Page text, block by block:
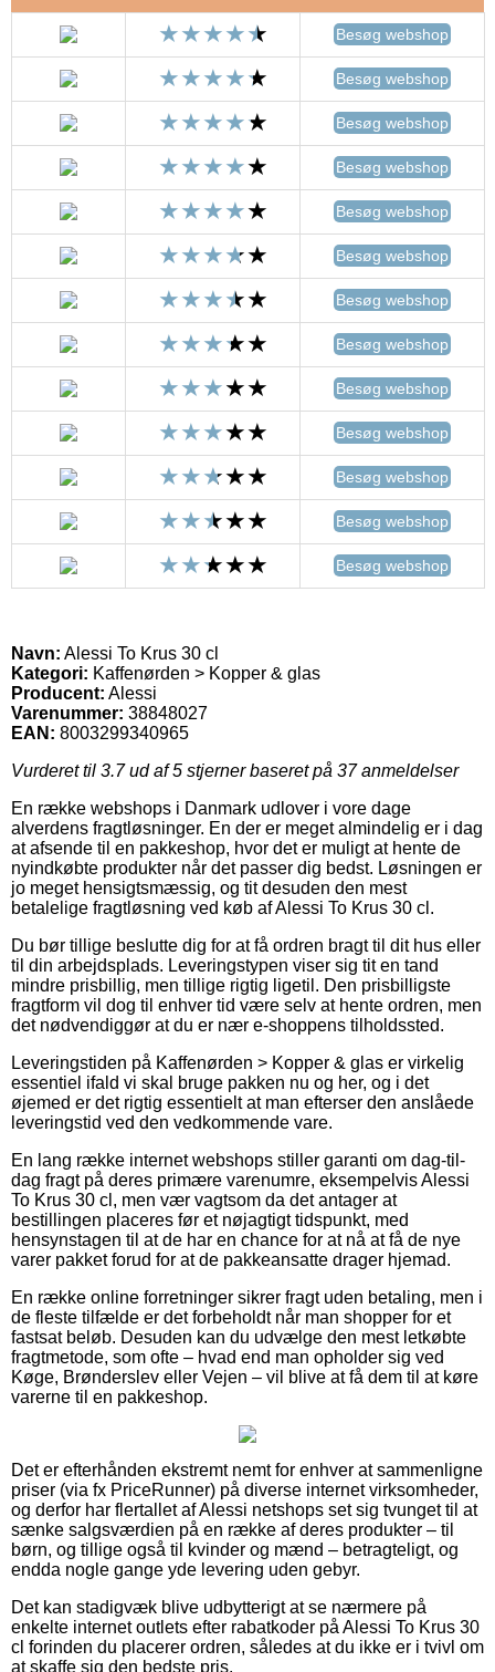
Besøg webshop
Besøg webshop
Besøg webshop
Besøg webshop
Besøg webshop
Besøg webshop
Besøg webshop
Besøg webshop
Besøg webshop
Besøg webshop
Besøg webshop
Besøg webshop
Besøg webshop
Navn: Alessi To Krus 30 cl
Kategori: Kaffenørden > Kopper & glas
Producent: Alessi
Varenummer: 38848027
EAN: 8003299340965
Vurderet til 3.7ud af 5 stjerner baseret på 37anmeldelser
En række webshops i Danmark udlover i vore dage
alverdens fragtløsninger. En der er meget almindelig er i dag
at afsende til en pakkeshop, hvor det er muligt at hente de
nyindkøbte produkter når det passer dig bedst. Løsningen er
jo meget hensigtsmæssig, og tit desuden den mest
betalelige fragtløsning ved køb af Alessi To Krus 30 cl.
Du bør tillige beslutte dig for at få ordren bragt til dit hus eller
til din arbejdsplads. Leveringstypen viser sig tit en tand
mindre prisbillig, men tillige rigtig ligetil. Den prisbilligste
fragtform vil dog til enhver tid være selv at hente ordren, men
det nødvendiggør at du er nær e-shoppens tilholdssted.
Leveringstiden på Kaffenørden > Kopper & glas er virkelig
essentiel ifald vi skal bruge pakken nu og her, og i det
øjemed er det rigtig essentielt at man efterser den anslåede
leveringstid ved den vedkommende vare.
En lang række internet webshops stiller garanti om dag-til-
dag fragt på deres primære varenumre, eksempelvis Alessi
To Krus 30 cl, men vær vagtsom da det antager at
bestillingen placeres før et nøjagtigt tidspunkt, med
hensynstagen til at de har en chance for at nå at få de nye
varer pakket forud for at de pakkeansatte drager hjemad.
En række online forretninger sikrer fragt uden betaling, men i
de fleste tilfælde er det forbeholdt når man shopper for et
fastsat beløb. Desuden kan du udvælge den mest letkøbte
fragtmetode, som ofte – hvad end man opholder sig ved
Køge, Brønderslev eller Vejen – vil blive at få dem til at køre
varerne til en pakkeshop.
Det er efterhånden ekstremt nemt for enhver at sammenligne
priser (via fx PriceRunner) på diverse internet virksomheder,
og derfor har flertallet af Alessi netshops set sig tvunget til at
sænke salgsværdien på en række af deres produkter – til
børn, og tillige også til kvinder og mænd – betragteligt, og
endda nogle gange yde levering uden gebyr.
Det kan stadigvæk blive udbytterigt at se nærmere på
enkelte internet outlets efter rabatkoder på Alessi To Krus 30
cl forinden du placerer ordren, således at du ikke er i tvivl om
at skaffe sig den bedste pris.